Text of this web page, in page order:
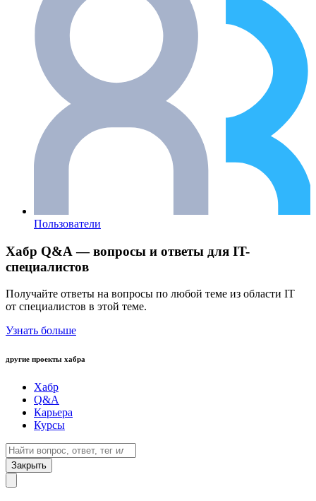
Пользователи
Хабр Q&A — вопросы и ответы для IT-
специалистов
Получайте ответы на вопросы по любой теме из области IT
от специалистов в этой теме.
Узнать больше
другие проекты хабра
Хабр
Q&A
Карьера
Курсы
Закрыть